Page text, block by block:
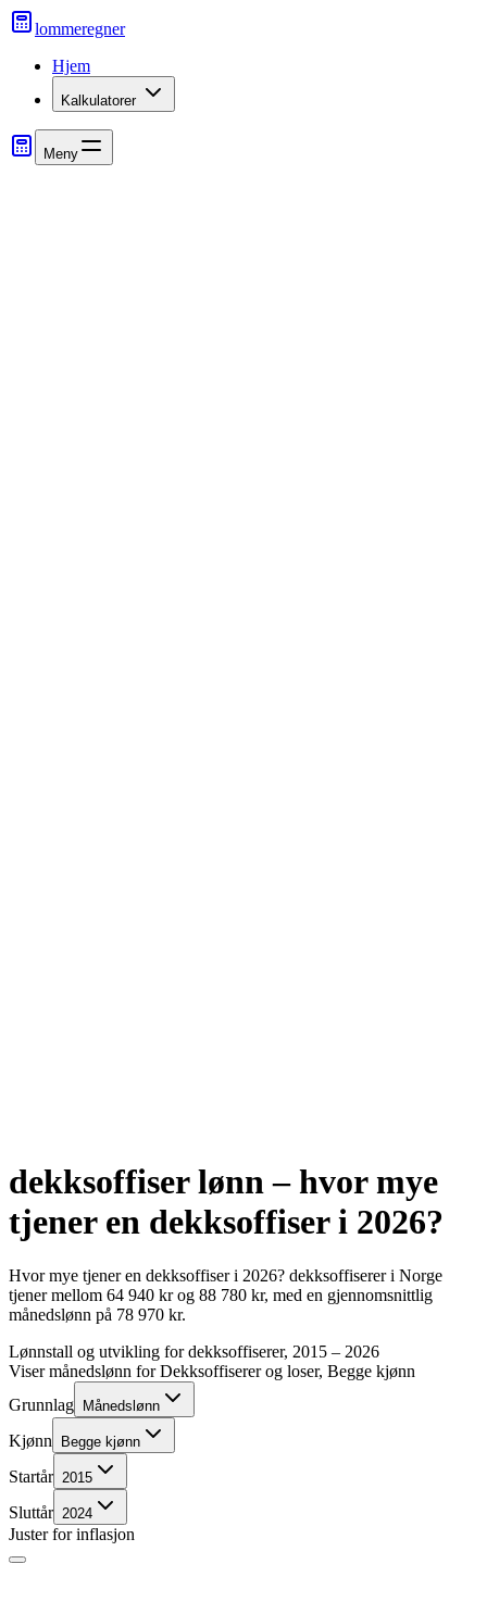
lommeregner
Hjem
Kalkulatorer
Meny
dekksoffiserlønn – hvor mye
tjener en dekksoffiseri 2026?
Hvor mye tjener en dekksoffiseri 2026? dekksoffisereri Norge
tjener mellom 64 940 krog 88 780 kr, med en gjennomsnittlig
månedslønn på 78 970 kr.
Lønnstall og utvikling fordekksoffiserer, 2015 – 2026
Viser månedslønn forDekksoffiserer og loser, Begge kjønn
Grunnlag
Månedslønn
Kjønn Begge kjønn
Startår 2015
Sluttår 2024
Juster for inflasjon